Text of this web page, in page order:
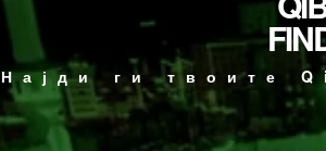
Најди ги твоите